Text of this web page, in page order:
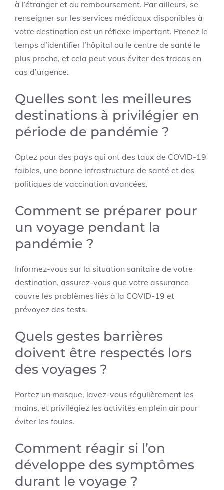
à l’étranger et au remboursement. Par ailleurs, se
renseigner sur les services médicaux disponibles à
votre destination est un réflexe important. Prenez le
temps d’identifier l’hôpital ou le centre de santé le
plus proche, et cela peut vous éviter des tracas en
cas d’urgence.
Quelles sont les meilleures
destinations à privilégier en
période de pandémie ?
Optez pour des pays qui ont des taux de COVID-19
faibles, une bonne infrastructure de santé et des
politiques de vaccination avancées.
Comment se préparer pour
un voyage pendant la
pandémie ?
Informez-vous sur la situation sanitaire de votre
destination, assurez-vous que votre assurance
couvre les problèmes liés à la COVID-19 et
prévoyez des tests.
Quels gestes barrières
doivent être respectés lors
des voyages ?
Portez un masque, lavez-vous régulièrement les
mains, et privilégiez les activités en plein air pour
éviter les foules.
Comment réagir si l’on
développe des symptômes
durant le voyage ?